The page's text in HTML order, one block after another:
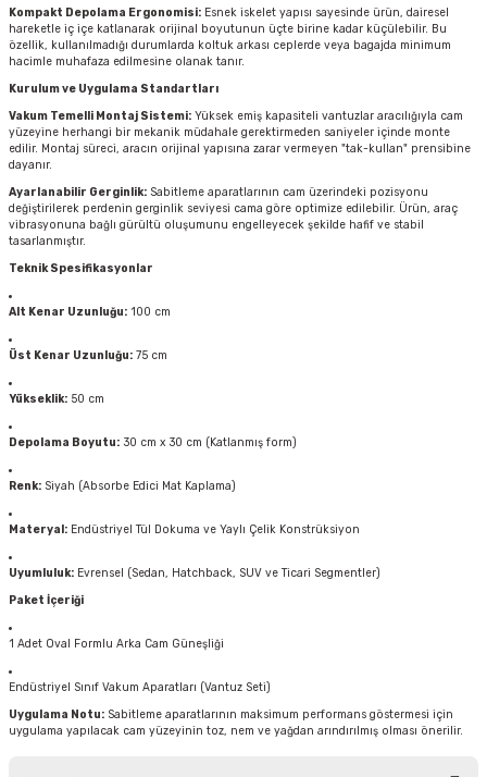
Kompakt Depolama Ergonomisi: Esnek iskelet yapısı sayesinde ürün, dairesel
hareketle iç içe katlanarak orijinal boyutunun üçte birine kadar küçülebilir. Bu
özellik, kullanılmadığı durumlarda koltuk arkası ceplerde veya bagajda minimum
hacimle muhafaza edilmesine olanak tanır.
Kurulum ve Uygulama Standartları
Vakum Temelli Montaj Sistemi: Yüksek emiş kapasiteli vantuzlar aracılığıyla cam
yüzeyine herhangi bir mekanik müdahale gerektirmeden saniyeler içinde monte
edilir. Montaj süreci, aracın orijinal yapısına zarar vermeyen "tak-kullan" prensibine
dayanır.
Ayarlanabilir Gerginlik: Sabitleme aparatlarının cam üzerindeki pozisyonu
değiştirilerek perdenin gerginlik seviyesi cama göre optimize edilebilir. Ürün, araç
vibrasyonuna bağlı gürültü oluşumunu engelleyecek şekilde hafif ve stabil
tasarlanmıştır.
Teknik Spesifikasyonlar
Alt Kenar Uzunluğu: 100 cm
Üst Kenar Uzunluğu: 75 cm
Yükseklik: 50 cm
Depolama Boyutu: 30 cm x 30 cm (Katlanmış form)
Renk: Siyah (Absorbe Edici Mat Kaplama)
Materyal: Endüstriyel Tül Dokuma ve Yaylı Çelik Konstrüksiyon
Uyumluluk: Evrensel (Sedan, Hatchback, SUV ve Ticari Segmentler)
Paket İçeriği
1 Adet Oval Formlu Arka Cam Güneşliği
Endüstriyel Sınıf Vakum Aparatları (Vantuz Seti)
Uygulama Notu: Sabitleme aparatlarının maksimum performans göstermesi için
uygulama yapılacak cam yüzeyinin toz, nem ve yağdan arındırılmış olması önerilir.